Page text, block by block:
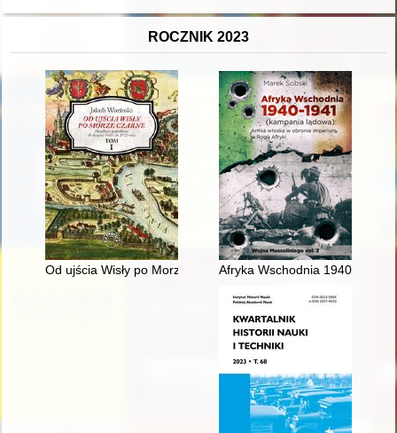
ROCZNIK 2023
Od ujścia Wisły po Morze Czarne : handlowo-gospodarcze tło
Afryka Wschodnia 1940-1941